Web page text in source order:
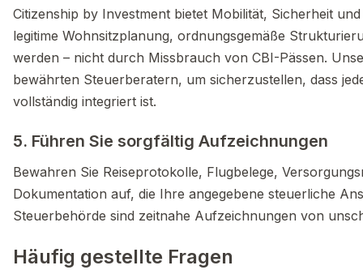
Citizenship by Investment bietet Mobilität, Sicherheit
legitime Wohnsitzplanung, ordnungsgemäße
werden – nicht durch Missbrauch von CBI-Pässen.
bewährten Steuerberatern, um sicherzustellen, dass
vollständig integriert ist.
5. Führen Sie sorgfältig Aufzeichnungen
Bewahren Sie Reiseprotokolle, Flugbelege,
Dokumentation auf, die Ihre angegebene steuerliche
Steuerbehörde sind zeitnahe Aufzeichnungen von
Häufig gestellte Fragen